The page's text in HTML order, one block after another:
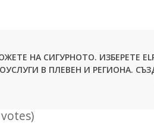
НА СИГУРНОТО. ИЗБЕРЕТЕ
В ПЛЕВЕН И РЕГИОНА.